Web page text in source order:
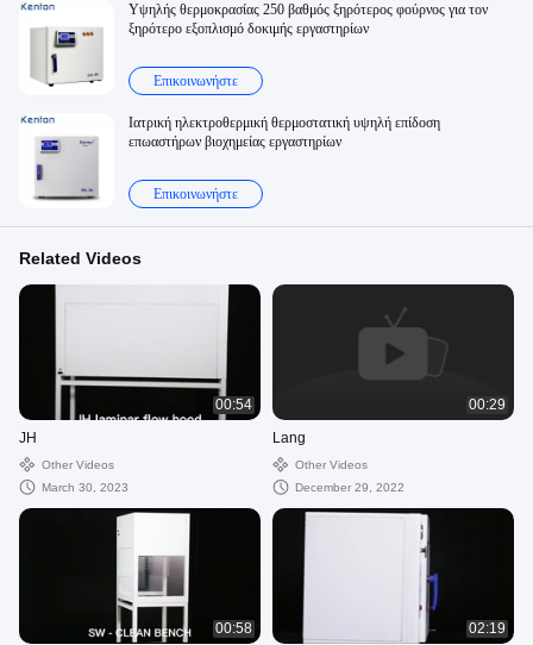
Υψηλής θερμοκρασίας 250 βαθμός ξηρότερος φούρνος για τον
ξηρότερο εξοπλισμό δοκιμής εργαστηρίων
Επικοινωνήστε
Ιατρική ηλεκτροθερμική θερμοστατική υψηλή επίδοση
επωαστήρων βιοχημείας εργαστηρίων
Επικοινωνήστε
Related Videos
00:54
JH
Other Videos
March 30, 2023
00:29
Lang
Other Videos
December 29, 2022
00:58 02:19